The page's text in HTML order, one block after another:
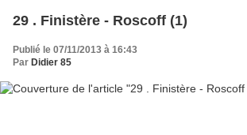
29 . Finistère - Roscoff (1)
Publié le 07/11/2013 à 16:43
Par Didier 85